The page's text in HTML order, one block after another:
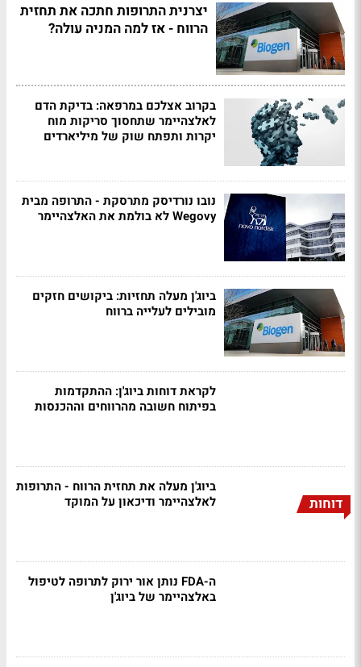
יצרנית התרופות חתכה את תחזית
הרווח - אז למה המניה עולה?
בקרוב אצלכם במרפאה: בדיקת הדם
לאלצהיימר שתחסוך סריקות מוח
יקרות ותפתח שוק של מיליארדים
נובו נורדיסק מתרסקת - התרופה מבית
Wegovy לא בולמת את האלצהיימר
ביוג'ן מעלה תחזיות: ביקושים חזקים
מובילים לעלייה ברווח
לקראת דוחות ביוג'ן: ההתקדמות
בפיתוח חשובה מהרווחים וההכנסות
דוחות
ביוג'ן מעלה את תחזית הרווח - התרופות
לאלצהיימר ודיכאון על המוקד
ה-FDA נותן אור ירוק לתרופה לטיפול
באלצהיימר של ביוג'ן